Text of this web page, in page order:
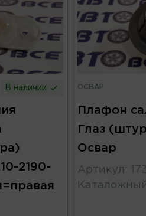
В наличии
2190-
ОСВАР
Плафон
Глаз
Освар
Артикул :